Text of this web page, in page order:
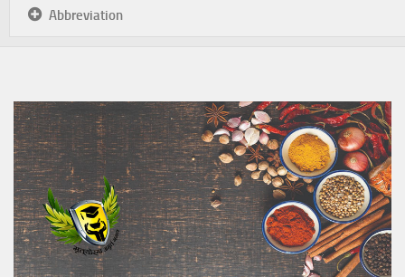
Abbreviation